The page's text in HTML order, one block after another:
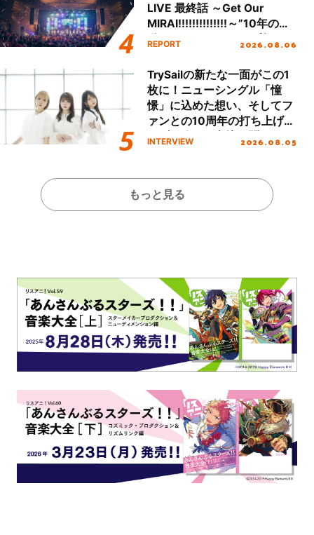
LIVE 最終話 ～Get Our
MIRAI!!!!!!!!!!!!!!～”10年の活
動を経てファイナルを迎える
REPORT 2026.08.06
TrySailの新たな一面がこの1
枚に！ニューシングル「憧
憬」に込めた想い、そしてフ
ァンとの10周年の打ち上げラ
イブを終えた心境を聞いた。
INTERVIEW 2026.08.05
もっと見る